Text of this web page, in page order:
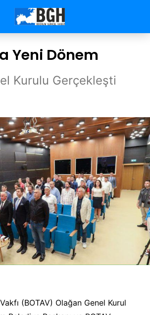
Yeni Dönem
Kurulu Gerçekleşti
(BOTAV) Olağan Genel Kurul